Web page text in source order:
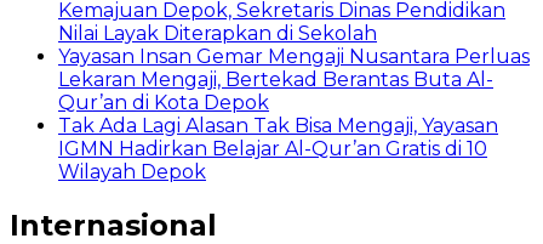
Kemajuan Depok, Sekretaris Dinas Pendidikan
Nilai Layak Diterapkan di Sekolah
Yayasan Insan Gemar Mengaji Nusantara Perluas
Lekaran Mengaji, Bertekad Berantas Buta Al-
Qur’an di Kota Depok
Tak Ada Lagi Alasan Tak Bisa Mengaji, Yayasan
IGMN Hadirkan Belajar Al-Qur’an Gratis di 10
Wilayah Depok
Internasional